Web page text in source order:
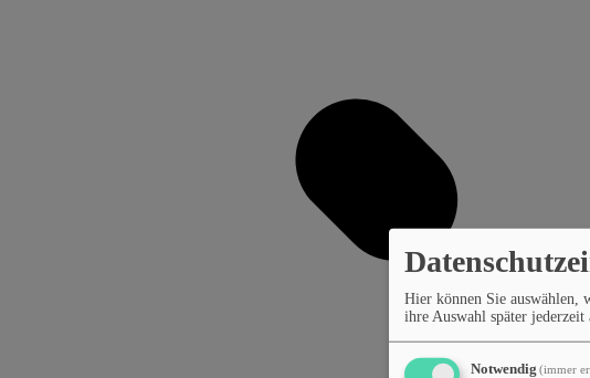
Hier können Sie auswählen,
ihre Auswahl später jederzeit
Notwendig (immer